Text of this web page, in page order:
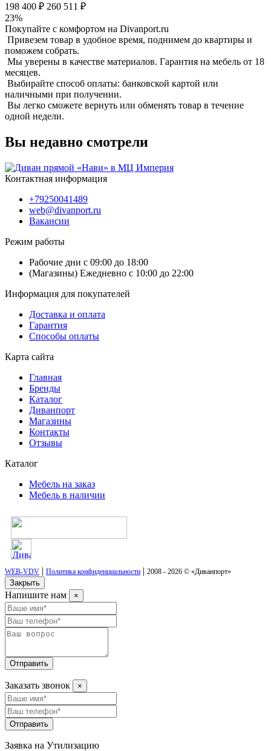
198 400 ₽ 260 511 ₽
23%
Покупайте с комфортом на Divanport.ru
Привезем товар в удобное время, поднимем до квартиры и
поможем собрать.
Мы уверены в качестве материалов. Гарантия на мебель от 18
месяцев.
Выбирайте способ оплаты: банковской картой или
наличными при получении.
Вы легко сможете вернуть или обменять товар в течение
одной недели.
Вы недавно смотрели
Контактная информация
+79250041489
web@divanport.ru
Вакансии
Режим работы
Рабочие дни с 09:00 до 18:00
(Магазины) Ежедневно с 10:00 до 22:00
Информация для покупателей
Доставка и оплата
Гарантия
Способы оплаты
Карта сайта
Главная
Бренды
Каталог
Диванпорт
Магазины
Контакты
Отзывы
Каталог
Мебель на заказ
Мебель в наличии
WEB-VDV | Политика конфиденциальности | 2008 - 2026 © «Диванпорт»
Закрыть
Напишите нам ×
Отправить
Заказать звонок ×
Отправить
Заявка на Утилизацию